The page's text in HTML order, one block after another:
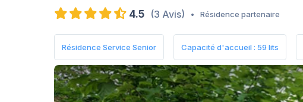
4.5 (3 Avis) • Résidence partenaire
Résidence Service Senior Capacité d'accueil : 59 lits